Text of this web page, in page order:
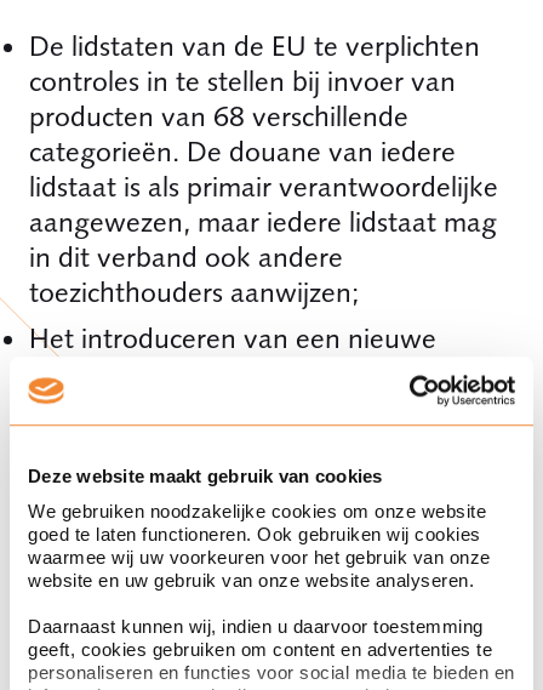
Deze website maakt gebruik van cookies
We gebruiken noodzakelijke cookies om onze website
goed te laten functioneren. Ook gebruiken wij cookies
waarmee wij uw voorkeuren voor het gebruik van onze
website en uw gebruik van onze website analyseren.
Daarnaast kunnen wij, indien u daarvoor toestemming
geeft, cookies gebruiken om content en advertenties te
personaliseren en functies voor social media te bieden en
De lidstaten van de EU te verplichten
controles in te stellen bij invoer van
producten van 68 verschillende
categorieën. De douane van iedere
lidstaat is als primair verantwoordelijke
aangewezen, maar iedere lidstaat mag
in dit verband ook andere
toezichthouders aanwijzen;
Het introduceren van een nieuwe
marktdeelnemer
(de
genaamd),
de importeur en de distributeur, die
verantwoordelijk en aansprakelijk
wordt voor de naleving van de
productveiligheidsvoorschriften.
De fulfilmentdienstverlener